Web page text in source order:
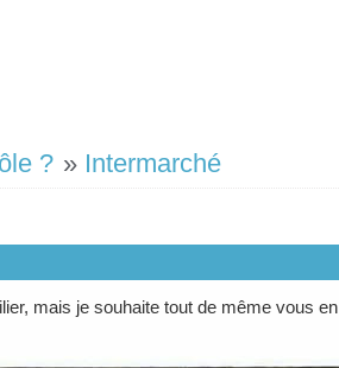
? » Intermarché
mais je souhaite tout de même vous